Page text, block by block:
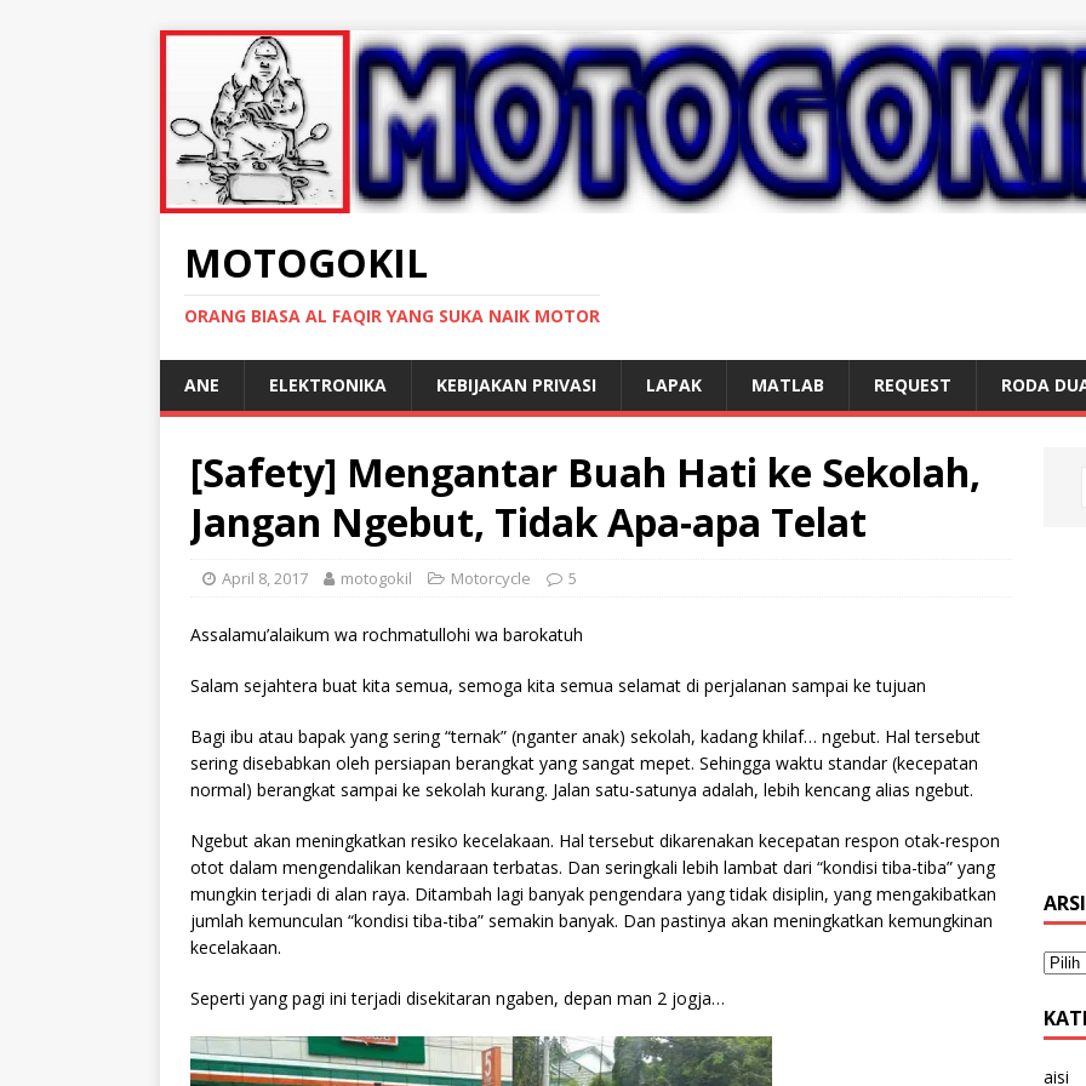
MOTOGOKIL
ORANG BIASA AL FAQIR YANG SUKA NAIK MOTOR
ANE ELEKTRONIKA KEBIJAKAN PRIVASI LAPAK MATLAB REQUEST RODA
[Safety] Mengantar Buah Hati ke Sekolah,
Jangan Ngebut, Tidak Apa-apa Telat
April 8, 2017 motogokil Motorcycle 5
Assalamu’alaikum wa rochmatullohi wa barokatuh
Salam sejahtera buat kita semua, semoga kita semua selamat di perjalanan sampai ke tujuan
Bagi ibu atau bapak yang sering “ternak” (nganter anak) sekolah, kadang khilaf… ngebut. Hal tersebut
sering disebabkan oleh persiapan berangkat yang sangat mepet. Sehingga waktu standar (kecepatan
normal) berangkat sampai ke sekolah kurang. Jalan satu-satunya adalah, lebih kencang alias ngebut.
Ngebut akan meningkatkan resiko kecelakaan. Hal tersebut dikarenakan kecepatan respon otak-respon
otot dalam mengendalikan kendaraan terbatas. Dan seringkali lebih lambat dari “kondisi tiba-tiba” yang
mungkin terjadi di alan raya. Ditambah lagi banyak pengendara yang tidak disiplin, yang mengakibatkan
jumlah kemunculan “kondisi tiba-tiba” semakin banyak. Dan pastinya akan meningkatkan kemungkinan
kecelakaan.
Seperti yang pagi ini terjadi disekitaran ngaben, depan man 2 jogja…
aisi